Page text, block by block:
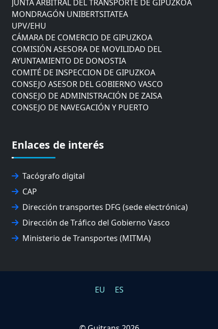
MONDRAGÓN UNIBERTSITATEA
UPV/EHU
CÁMARA DE COMERCIO DE GIPUZKOA
COMISIÓN ASESORA DE MOVILIDAD DEL
AYUNTAMIENTO DE DONOSTIA
COMITÉ DE INSPECCION DE GIPUZKOA
CONSEJO ASESOR DEL GOBIERNO VASCO
CONSEJO DE ADMINISTRACIÓN DE ZAISA
CONSEJO DE NAVEGACIÓN Y PUERTO
EXPOLOGÍSTICA
FEVATRANS (FEDERACIÓN VASCA DE TRANSPORTES)
GIZLOGA
JUNTA ARBITRAL DEL TRANSPORTE DE GIPUZKOA
UPV/EHU
Enlaces de interés
Tacógrafo digital
CAP
Dirección transportes DFG (sede electrónica)
Dirección de Tráfico del Gobierno Vasco
Ministerio de Transportes (MITMA)
EU ES